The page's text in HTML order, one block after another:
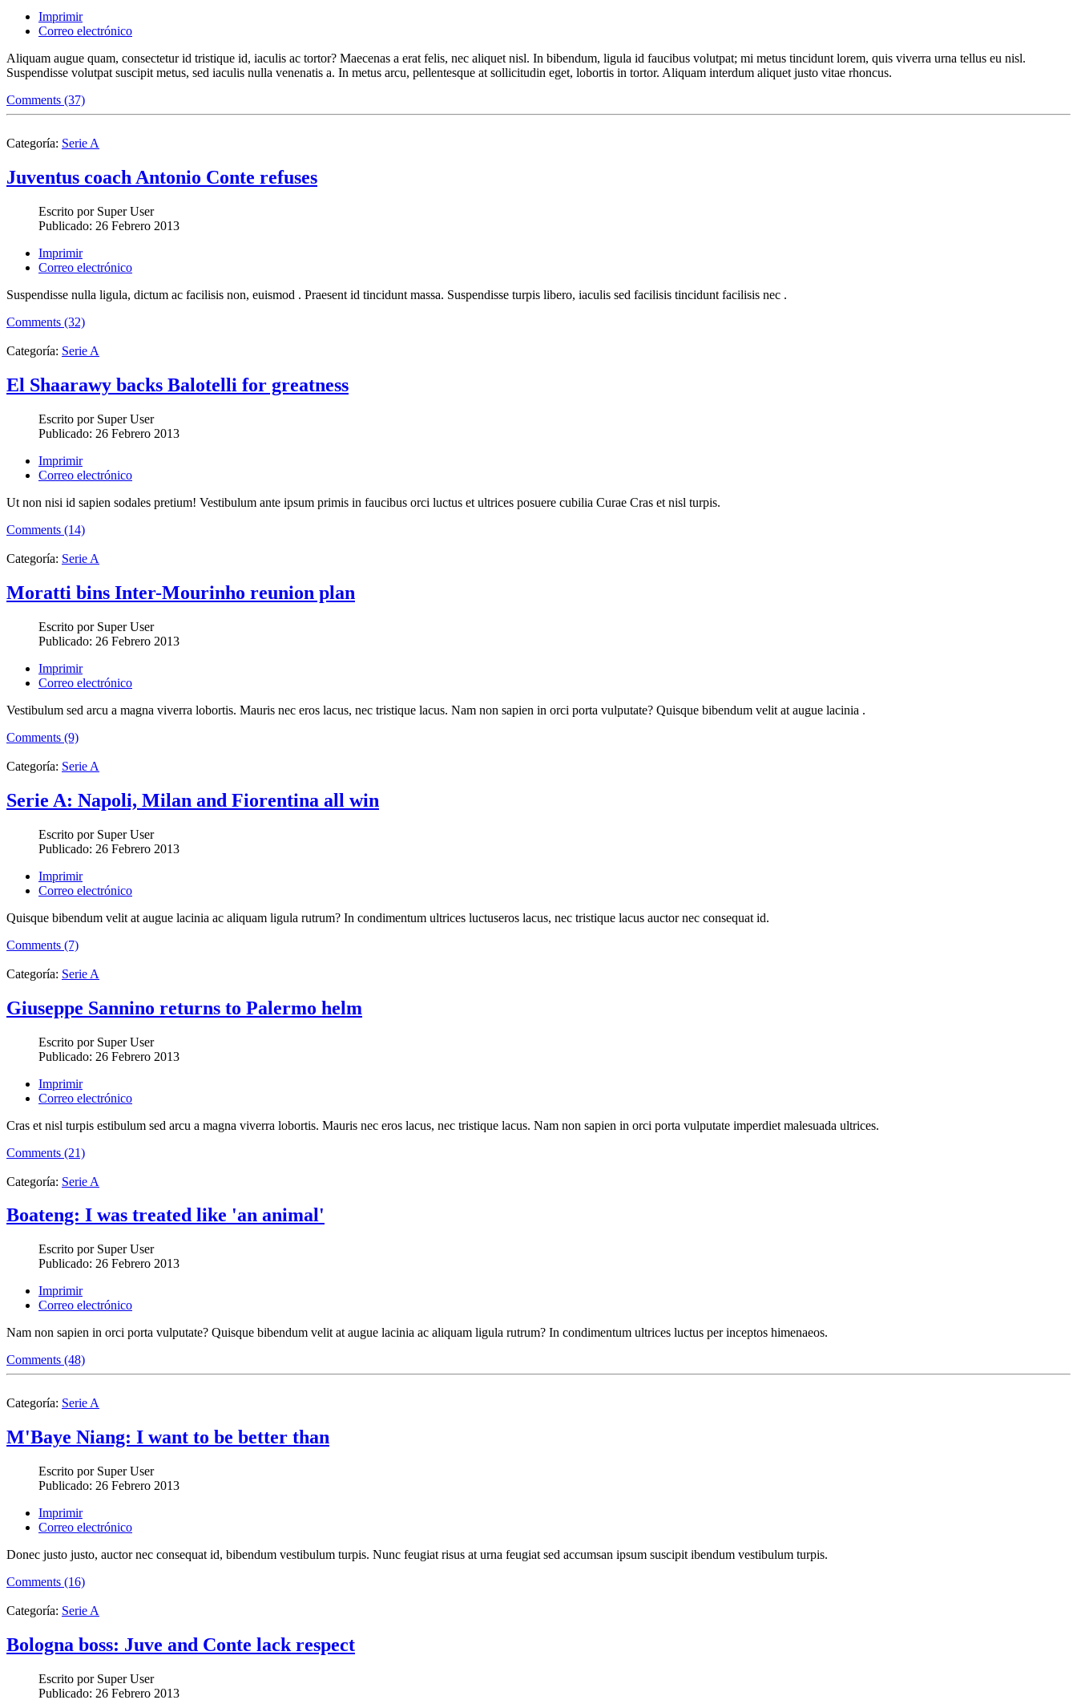
Imprimir
Correo electrónico
Aliquam augue quam, consectetur id tristique id, iaculis ac tortor? Maecenas a erat felis, nec aliquet nisl. In bibendum, ligula id faucibus volutpat; mi metus tincidunt lorem, quis viverra urna tellus eu nisl.
Suspendisse volutpat suscipit metus, sed iaculis nulla venenatis a. In metus arcu, pellentesque at sollicitudin eget, lobortis in tortor. Aliquam interdum aliquet justo vitae rhoncus.
Comments (37)
Categoría: Serie A
Juventus coach Antonio Conte refuses
Escrito por Super User
Publicado: 26 Febrero 2013
Imprimir
Correo electrónico
Suspendisse nulla ligula, dictum ac facilisis non, euismod . Praesent id tincidunt massa. Suspendisse turpis libero, iaculis sed facilisis tincidunt facilisis nec .
Comments (32)
Categoría: Serie A
El Shaarawy backs Balotelli for greatness
Escrito por Super User
Publicado: 26 Febrero 2013
Imprimir
Correo electrónico
Ut non nisi id sapien sodales pretium! Vestibulum ante ipsum primis in faucibus orci luctus et ultrices posuere cubilia Curae Cras et nisl turpis.
Comments (14)
Categoría: Serie A
Moratti bins Inter-Mourinho reunion plan
Escrito por Super User
Publicado: 26 Febrero 2013
Imprimir
Correo electrónico
Vestibulum sed arcu a magna viverra lobortis. Mauris nec eros lacus, nec tristique lacus. Nam non sapien in orci porta vulputate? Quisque bibendum velit at augue lacinia .
Comments (9)
Categoría: Serie A
Serie A: Napoli, Milan and Fiorentina all win
Escrito por Super User
Publicado: 26 Febrero 2013
Imprimir
Correo electrónico
Quisque bibendum velit at augue lacinia ac aliquam ligula rutrum? In condimentum ultrices luctuseros lacus, nec tristique lacus auctor nec consequat id.
Comments (7)
Categoría: Serie A
Giuseppe Sannino returns to Palermo helm
Escrito por Super User
Publicado: 26 Febrero 2013
Imprimir
Correo electrónico
Cras et nisl turpis estibulum sed arcu a magna viverra lobortis. Mauris nec eros lacus, nec tristique lacus. Nam non sapien in orci porta vulputate imperdiet malesuada ultrices.
Comments (21)
Categoría: Serie A
Boateng: I was treated like 'an animal'
Escrito por Super User
Publicado: 26 Febrero 2013
Imprimir
Correo electrónico
Nam non sapien in orci porta vulputate? Quisque bibendum velit at augue lacinia ac aliquam ligula rutrum? In condimentum ultrices luctus per inceptos himenaeos.
Comments (48)
Categoría: Serie A
M'Baye Niang: I want to be better than
Escrito por Super User
Publicado: 26 Febrero 2013
Imprimir
Correo electrónico
Donec justo justo, auctor nec consequat id, bibendum vestibulum turpis. Nunc feugiat risus at urna feugiat sed accumsan ipsum suscipit ibendum vestibulum turpis.
Comments (16)
Categoría: Serie A
Bologna boss: Juve and Conte lack respect
Escrito por Super User
Publicado: 26 Febrero 2013